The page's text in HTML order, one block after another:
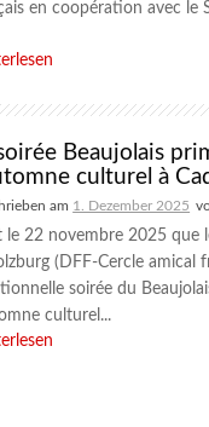
en coopération avec le
Beaujolais
culturel à
am 1. Dezember 2025
le 22 novembre 2025 que
(DFF-Cercle amical
soirée du
culturel...